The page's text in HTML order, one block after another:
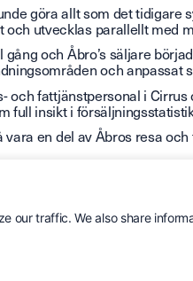
göra allt som det
utvecklas parallellt med
och Åbro’s säljare
och
och fattjänstpersonal i
full insikt i
en del av Åbros resa
our traffic. We also share